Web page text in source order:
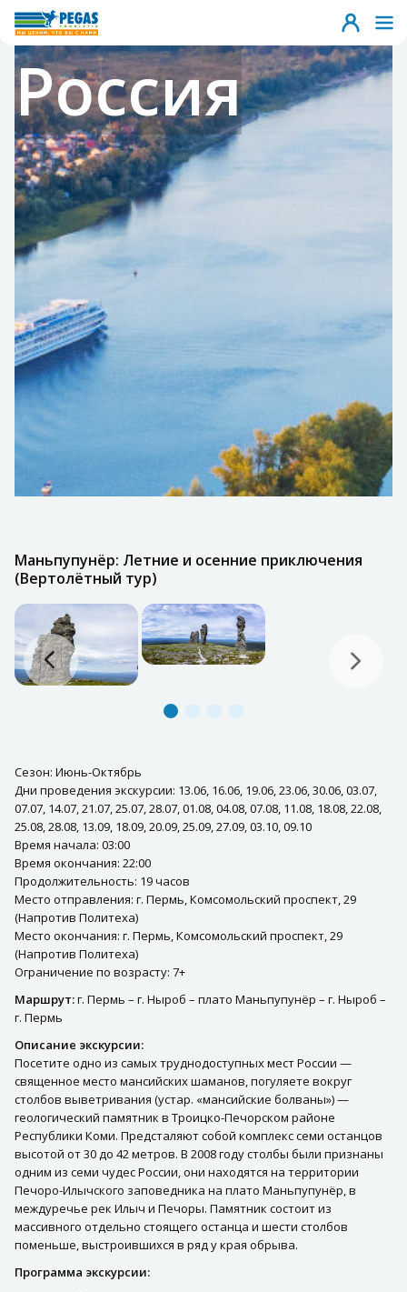
Россия
Маньпупунёр: Летние и осенние приключения
(Вертолётный тур)
Сезон: Июнь-Октябрь
Дни проведения экскурсии: 13.06, 16.06, 19.06, 23.06, 30.06, 03.07,
07.07, 14.07, 21.07, 25.07, 28.07, 01.08, 04.08, 07.08, 11.08, 18.08, 22.08,
25.08, 28.08, 13.09, 18.09, 20.09, 25.09, 27.09, 03.10, 09.10
Время начала: 03:00
Время окончания: 22:00
Продолжительность: 19 часов
Место отправления: г. Пермь, Комсомольский проспект, 29
(Напротив Политеха)
Место окончания: г. Пермь, Комсомольский проспект, 29
(Напротив Политеха)
Ограничение по возрасту: 7+
Маршрут:г. Пермь – г. Ныроб – плато Маньпупунёр – г. Ныроб –
г. Пермь
Описание экскурсии:
Посетите одно из самых труднодоступных мест России —
священное место мансийских шаманов, погуляете вокруг
столбов выветривания (устар. «мансийские болваны») —
геологический памятник в Троицко-Печорском районе
Республики Коми. Предсталяют собой комплекс семи останцов
высотой от 30 до 42 метров. В 2008 году столбы были признаны
одним из семи чудес России, они находятся на территории
Печоро-Илычского заповедника на плато Маньпупунёр, в
междуречье рек Илыч и Печоры. Памятник состоит из
массивного отдельно стоящего останца и шести столбов
поменьше, выстроившихся в ряд у края обрыва.
Программа экскурсии: